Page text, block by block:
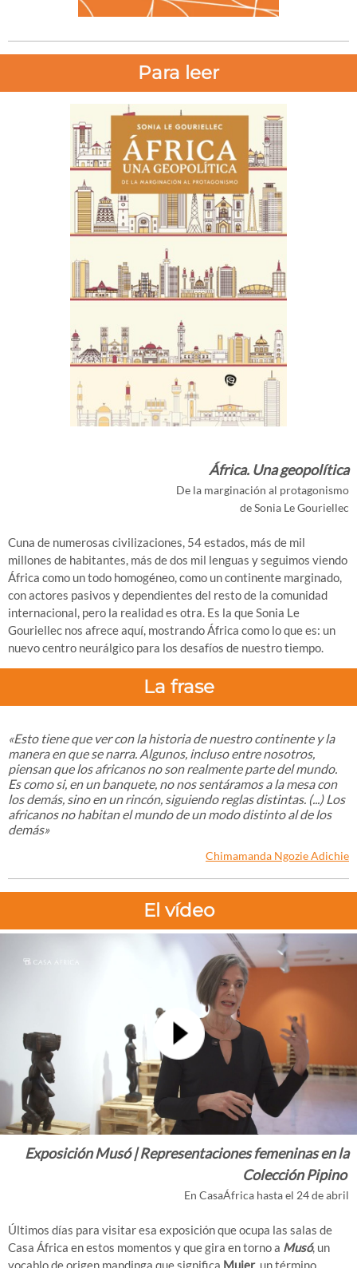
Para leer
África. Una geopolítica
De la marginación al protagonismo
de Sonia Le Gouriellec
Cuna de numerosas civilizaciones, 54 estados, más de mil
millones de habitantes, más de dos mil lenguas y seguimos viendo
África como un todo homogéneo, como un continente marginado,
con actores pasivos y dependientes del resto de la comunidad
internacional, pero la realidad es otra. Es la que Sonia Le
Gouriellec nos afrece aquí, mostrando África como lo que es: un
nuevo centro neurálgico para los desafíos de nuestro tiempo.
La frase
«Esto tiene que ver con la historia de nuestro continente y la
manera en que se narra. Algunos, incluso entre nosotros,
piensan que los africanos no son realmente parte del mundo.
Es como si, en un banquete, no nos sentáramos a la mesa con
los demás, sino en un rincón, siguiendo reglas distintas. (...) Los
africanos no habitan el mundo de un modo distinto al de los
demás»
Chimamanda Ngozie Adichie
El vídeo
Exposición Musó | Representaciones femeninas en la
Colección Pipino
En CasaÁfrica hasta el 24 de abril
Últimos días para visitar esa exposición que ocupa las salas de
Casa África en estos momentos y que gira en torno a Musó, un
vocablo de origen mandinga que significa Mujer, un término